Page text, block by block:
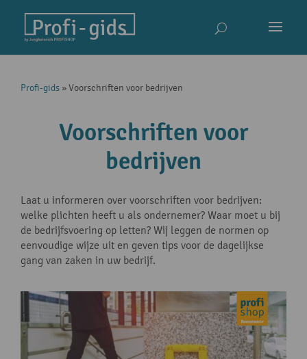
Profi-gids »Voorschriften voor bedrijven
Voorschriften voor
bedrijven
Laat u informeren over voorschriften voor bedrijven:
welke plichten heeft u als ondernemer? Waar moet u bij
de bedrijfsvoering op letten? Wij leggen de normen op
eenvoudige wijze uit en geven tips voor de dagelijkse
gang van zaken in uw bedrijf.